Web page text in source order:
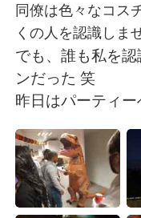
简体中文
Español
Français
日本語
同僚は色々なコス
くの人を認識しま
でも、誰も私を
ンだった 笑
昨日はパーティ